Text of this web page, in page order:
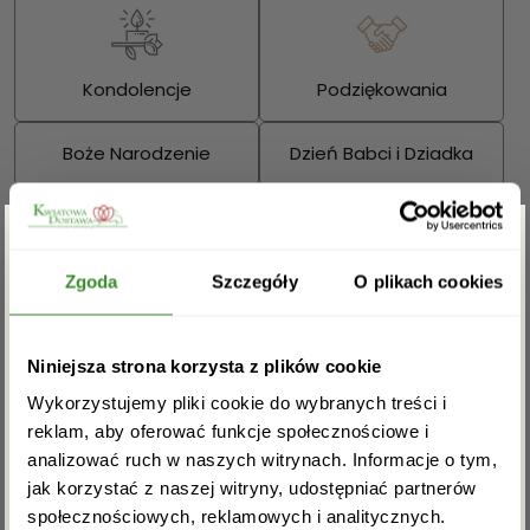
Zgoda Szczegóły O plikach cookies
Niniejsza strona korzysta z plików cookie
Wykorzystujemy pliki cookie do wybranych treści i
reklam, aby oferować funkcje społecznościowe i
analizować ruch w naszych witrynach. Informacje o tym,
jak korzystać z naszej witryny, udostępniać partnerów
społecznościowych, reklamowych i analitycznych.
Kondolencje Podziękowania
Boże Narodzenie Dzień Babci i Dziadka
Walentynki Dzień Kobiet
Wielkanoc Dzień Mamy
Sprawdź również:
Zgarnij rabat -5%
Zapisz się do newslettera i zgarnij
rabat na pierwsze zakupy!